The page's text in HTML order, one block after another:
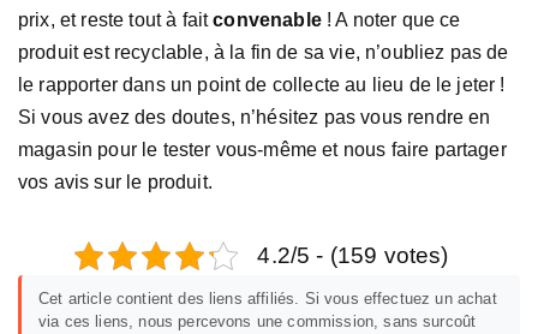
prix, et reste tout à faitconvenable ! A noter que ce
produit est recyclable, à la fin de sa vie, n’oubliez pas de
le rapporter dans un point de collecte au lieu de le jeter !
Si vous avez des doutes, n’hésitez pas vous rendre en
magasin pour le tester vous-même et nous faire partager
vos avis sur le produit.
4.2/5 - (159 votes)
Cet article contient des liens affiliés. Si vous effectuez un achat
via ces liens, nous percevons une commission, sans surcoût